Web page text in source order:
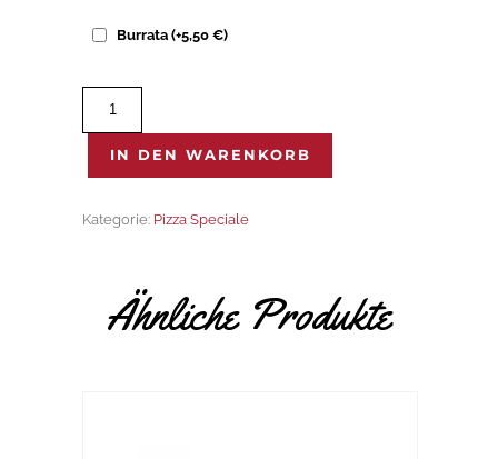
Burrata (+5,50 €)
IN DEN WARENKORB
Kategorie: Pizza Speciale
Ähnliche Produkte